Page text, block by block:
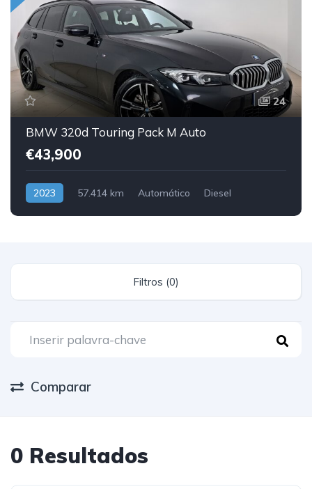
24
BMW 320d Touring Pack M Auto
€43,900
2023 57.414 km Automático
Diesel
Filtros (0)
Comparar
0 Resultados